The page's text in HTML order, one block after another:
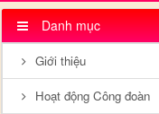
Danh mục
Giới thiệu
Hoạt động Công đoàn